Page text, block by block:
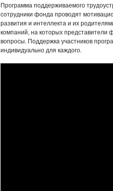
Программа поддерживаемого
сотрудники фонда проводят
развития и интеллекта и их
компаний, на которых
вопросы. Поддержка участников
индивидуально для каждого.